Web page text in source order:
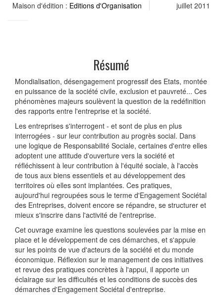
Maison d'édition : Editions d'Organisation juillet 2011
Résumé
Mondialisation, désengagement progressif des Etats, montée
en puissance de la société civile, exclusion et pauvreté... Ces
phénomènes majeurs soulèvent la question de la redéfinition
des rapports entre l'entreprise et la société.
Les entreprises s'interrogent - et sont de plus en plus
interrogées - sur leur contribution au progrès social. Dans
une logique de Responsabilité Sociale, certaines d'entre elles
adoptent une attitude d'ouverture vers la société et
réfléchissent à leur contribution à l'équité sociale, à l'accès
de tous aux biens essentiels et au développement des
territoires où elles sont implantées. Ces pratiques,
aujourd'hui regroupées sous le terme d'Engagement Sociétal
des Entreprises, doivent encore se répandre, se structurer et
mieux s'inscrire dans l'activité de l'entreprise.
Cet ouvrage examine les questions soulevées par la mise en
place et le développement de ces démarches, et s'appuie
sur les points de vue d'acteurs de la société et du monde
économique. Réflexion sur le management de ces initiatives
et revue des pratiques concrètes à l'appui, il apporte un
éclairage sur les difficultés et les conditions de succès des
démarches d'Engagement Sociétal d'entreprise.